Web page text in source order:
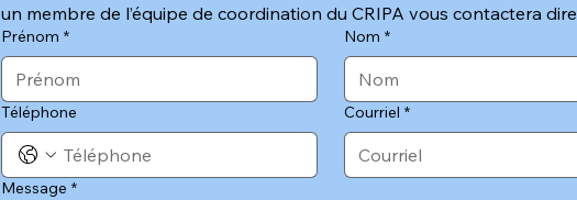
un membre de l’équipe de coordination du CRIPA vous contactera
Prénom * Nom *
Téléphone Courriel *
Message *